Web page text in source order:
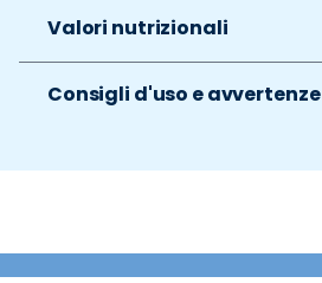
Valori nutrizionali
Consigli d'uso e avvertenze